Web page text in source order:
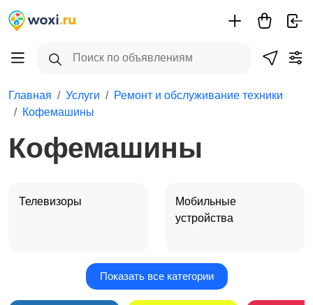
Главная Услуги
Ремонт и обслуживание техники
Кофемашины
Кофемашины
Телевизоры
Мобильные
устройства
Фото-, аудио-,
видеотехника
Кондиционеры,
вентиляция
Показать все категории